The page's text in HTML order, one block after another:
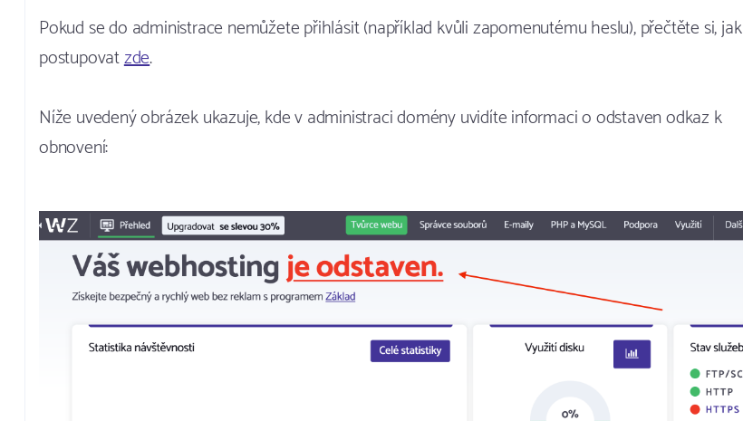
Pokud se do administrace nemůžete přihlásit (například kvůli zapomenutému heslu), přečtěte si, jak
postupovatzde.
Níže uvedený obrázek ukazuje, kde v administraci domény uvidíte informaci o odstaven odkaz k
obnovení: